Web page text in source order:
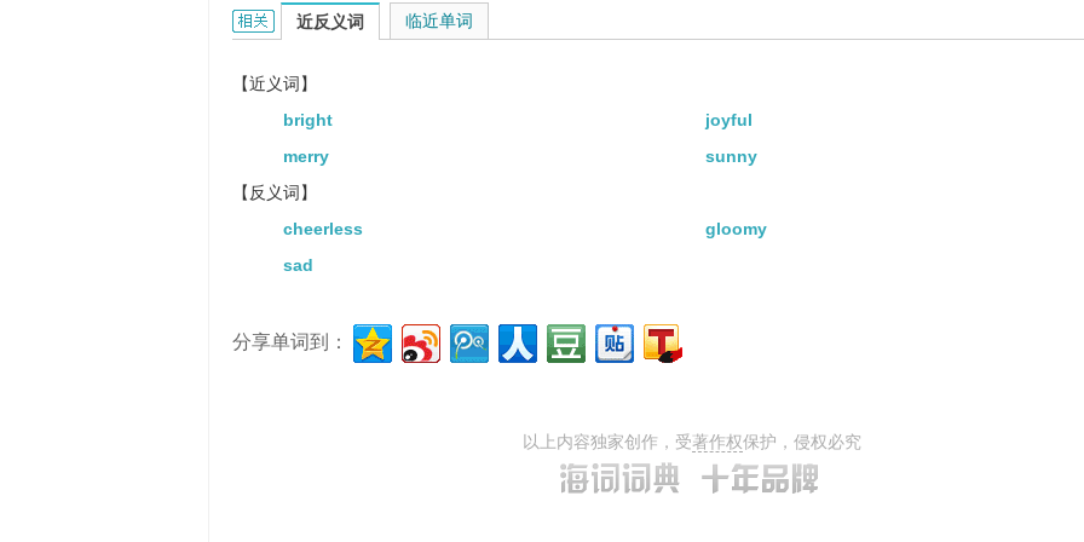
cheerful的相关资料：
近反义词
【近义词】
bright
joyful
merry
sunny
【反义词】
cheerless
gloomy
sad
临近单词
分享单词到：
以上内容独家创作，受著作权保护，侵权必究